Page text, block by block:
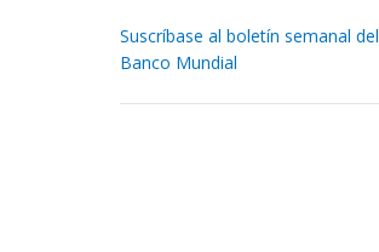
Suscríbase al boletín semanal del
Banco Mundial